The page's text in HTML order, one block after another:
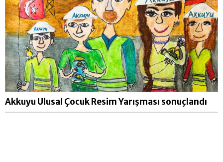
Akkuyu Ulusal Çocuk Resim Yarışması sonuçlandı